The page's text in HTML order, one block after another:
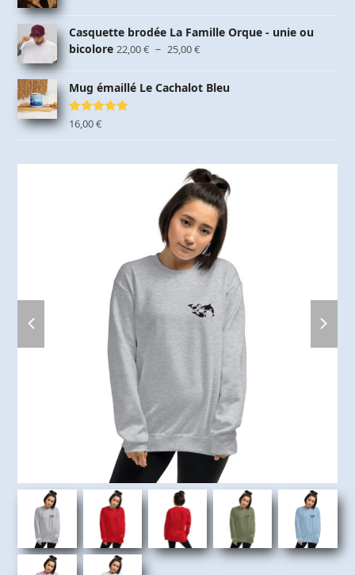
Casquette brodée La Famille Orque - unie ou
bicolore 22,00€ – 25,00€Plage
prix :
Mug émaillé Le Cachalot Bleu
Note 5.00
16,00€
slide
slide